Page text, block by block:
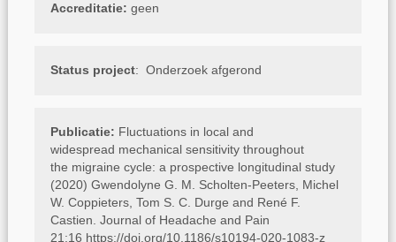
Accreditatie: geen
Status project: Onderzoek afgerond
Publicatie: Fluctuations in local and
widespread mechanical sensitivity throughout
the migraine cycle: a prospective longitudinal study
(2020) Gwendolyne G. M. Scholten-Peeters, Michel
W. Coppieters, Tom S. C. Durge and René F.
Castien. Journal of Headache and Pain
21:16 https://doi.org/10.1186/s10194-020-1083-z